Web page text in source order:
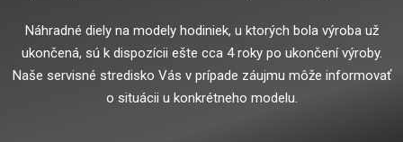
Náhradné diely na modely hodiniek, u ktorých bola výroba už
ukončená, sú k dispozícii ešte cca 4 roky po ukončení výroby.
Naše servisné stredisko Vás v prípade záujmu môže informovať
o situácii u konkrétneho modelu.